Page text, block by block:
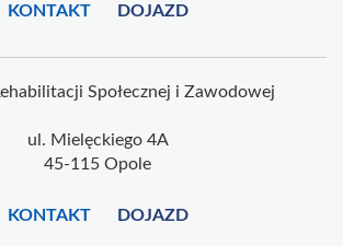
KONTAKT DOJAZD
Społecznej i Zawodowej
ul. Mielęckiego 4A
45-115 Opole
KONTAKT DOJAZD